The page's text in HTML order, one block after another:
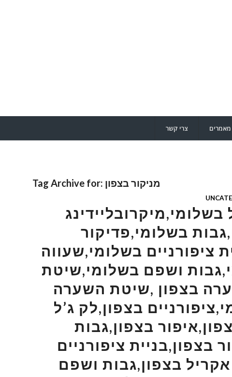
צרי קשר מאמרים
Tag Archive for: מניקור בצפון
בשלומי,מיקרובליידינג
בשלומי,פדיקור
ציפורניים בשלומי,שעווה
ושפם בשלומי,שיטת
בצפון ,שיטת השערה
בצפון,לק ג’ל
בצפון,גבות
בצפון,בניית ציפורניים
אקריל בצפון,גבות ושפם